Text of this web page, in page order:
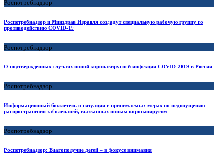
Роспотребнадзор
Роспотребнадзор и Минздрав Израиля создадут специальную рабочую группу по
противодействию COVID-19
Роспотребнадзор
О подтвержденных случаях новой коронавирусной инфекции COVID-2019 в России
Роспотребнадзор
Информационный бюллетень о ситуации и принимаемых мерах по недопущению
распространения заболеваний, вызванных новым коронавирусом
Роспотребнадзор
Роспотребнадзор: Благополучие детей – в фокусе внимания